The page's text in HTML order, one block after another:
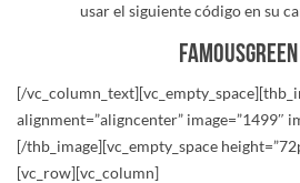
usar el siguiente código en su
[/
alignment=”aligncenter” image=”1499″
[/thb_image][vc_empty_space
[vc_row][vc_column]